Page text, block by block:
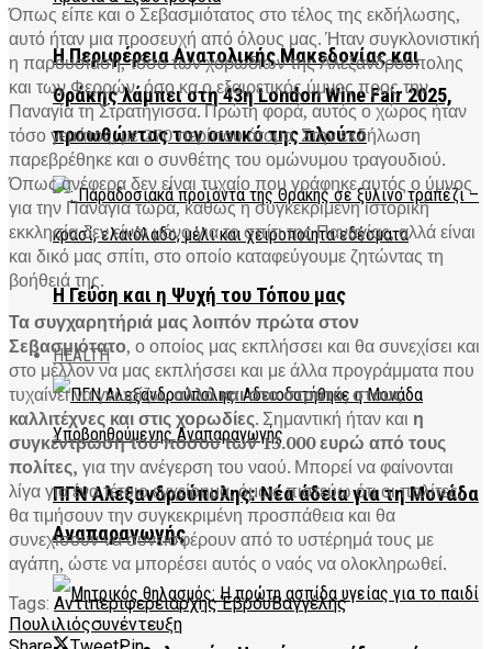
Η Περιφέρεια Ανατολικής Μακεδονίας και
Θράκης λάμπει στη 43η London Wine Fair 2025,
προωθώντας τον οινικό της πλούτο
Η Γεύση και η Ψυχή του Τόπου μας
HEALTH
ΠΓΝ Αλεξανδρούπολης: Νέα άδεια για τη Μονάδα
Αναπαραγωγής
Όπως είπε και ο Σεβασμιότατος στο τέλος της εκδήλωσης,
αυτό ήταν μια προσευχή από όλους μας. Ήταν συγκλονιστική
η παρουσίαση, τόσο των χορωδιών της Αλεξανδρούπολης
και των Φερρών, όσο κα ο εξαιρετικός ύμνος προς την
Παναγία τη Στρατήγισσα. Πρώτη φορά, αυτός ο χώρος ήταν
τόσο γεμάτος, με 270 περίπου άτομα. Στην εκδήλωση
παρεβρέθηκε και ο συνθέτης του ομώνυμου τραγουδιού.
Όπως ανέφερα δεν είναι τυχαίο που γράφηκε αυτός ο ύμνος
για την Παναγιά τώρα, καθώς η συγκεκριμένη ιστορική
εκκλησία δεν είναι μόνο για το σπίτι της Παναγίας, αλλά είναι
και δικό μας σπίτι, στο οποίο καταφεύγουμε ζητώντας τη
βοήθειά της.
Τα συγχαρητήριά μας λοιπόν πρώτα στον
Σεβασμιότατο, ο οποίος μας εκπλήσσει και θα συνεχίσει και
στο μέλλον να μας εκπλήσσει και με άλλα προγράμματα που
τυχαίνει να γνωρίζω,αλλά και στο στρατό, στους
καλλιτέχνες και στις χορωδίες. Σημαντική ήταν και η
συγκέντρωση του ποσού των 13.000 ευρώ από τους
πολίτες, για την ανέγερση του ναού. Μπορεί να φαίνονται
λίγα για ένα τέτοιο εγχείρημα, όμως πιστεύω ότι οι πολίτες,
θα τιμήσουν την συγκεκριμένη προσπάθεια και θα
συνεχίσουν να συνεισφέρουν από το υστέρημά τους με
αγάπη, ώστε να μπορέσει αυτός ο ναός να ολοκληρωθεί.
Tags: Αντιπεριφερειάρχης ΈβρουΒαγγέλης
Πουλιλιόςσυνέντευξη